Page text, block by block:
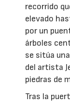
recorrido
elevado
por un
árboles
se sitúa
del artista
piedras de
Tras la